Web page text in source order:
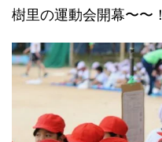
樹里の運動会開幕〜〜！